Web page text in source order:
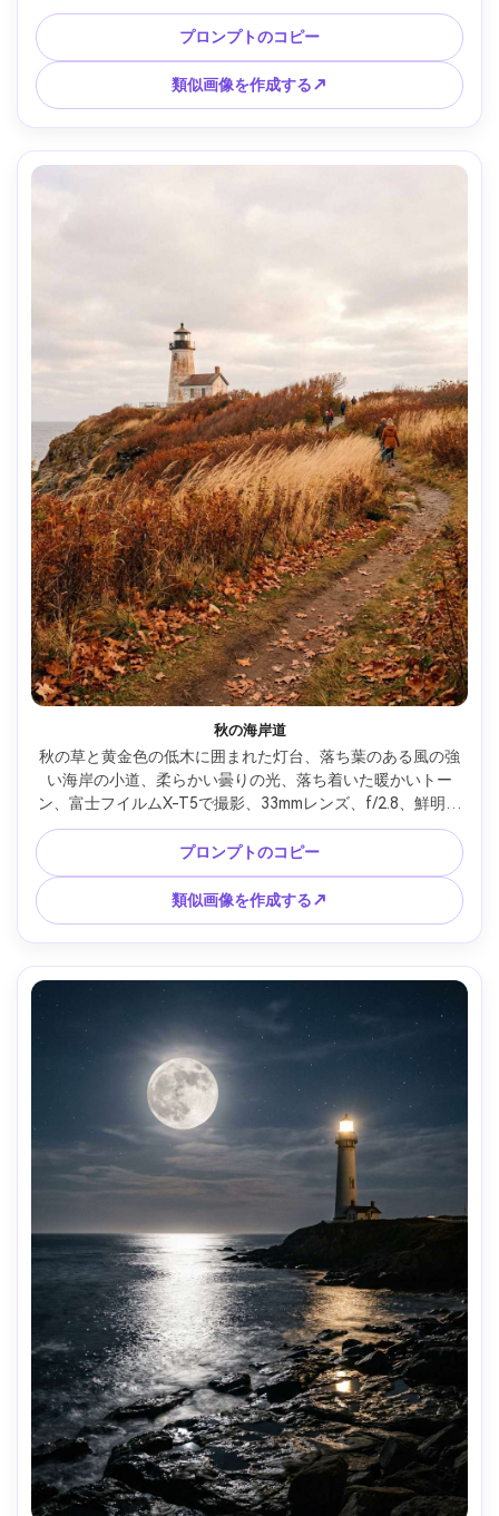
ティックな輝き、自然な影、高詳細な岩と泡 --ar 4:5
プロンプトのコピー
類似画像を作成する↗
秋の海岸道
秋の草と黄金色の低木に囲まれた灯台、落ち葉のある風の強
い海岸の小道、柔らかい曇りの光、落ち着いた暖かいトー
ン、富士フイルムX-T5で撮影、33mmレンズ、f/2.8、鮮明な
ディテール、優しいフィルムシミュレーション色階調、フォ
トリアルな質感、落ち着いた季節の雰囲気 --ar 4:5
プロンプトのコピー
類似画像を作成する↗